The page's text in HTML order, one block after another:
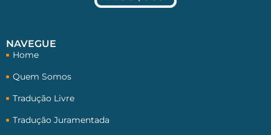
NAVEGUE
Home
Quem Somos
Tradução Livre
Tradução Juramentada